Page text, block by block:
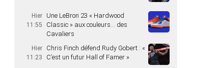
Hier
11:55
Une LeBron 23 « Hardwood
Classic » aux couleurs… des
Cavaliers
Hier
11:23
Chris Finch défend Rudy Gobert : «
C’est un futur Hall of Famer »